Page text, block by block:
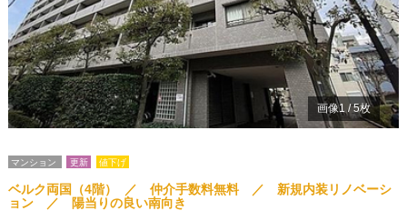
画像1 /5枚
マンション 更新 値下げ
ベルク両国（4階） ／ 仲介手数料無料 ／ 新規内装リノベーシ
ョン ／ 陽当りの良い南向き